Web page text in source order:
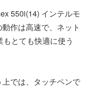
550i(14) インテルモ
作は高速で、ネット
とても快適に使う
では、タッチペンで